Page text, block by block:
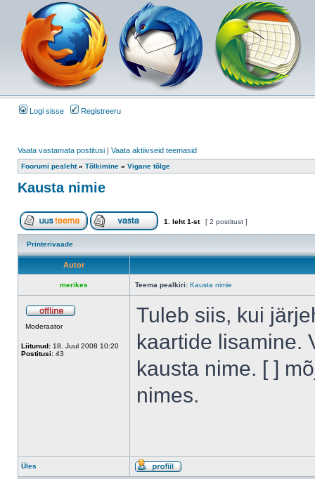
Logi sisse Registreeru
Vaata vastamata postitusi | Vaata aktiivseid teemasid
Foorumi pealeht» Tõlkimine » Vigane tõlge
Kausta nimie
1 . leht1-st [ 2 postitust ]
Printerivaade
Autor
merikes Teema pealkiri: Kausta nimie
Moderaator
Liitunud: 18. Juul 2008 10:20
Postitusi: 43
Tuleb siis, kui
kaartide lisamine.
kausta nime. [ ]
nimes.
Üles